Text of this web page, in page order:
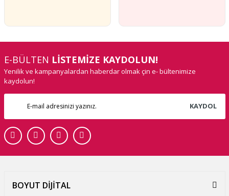
E-BÜLTEN LİSTEMİZE KAYDOLUN!
Yenilik ve kampanyalardan haberdar olmak çin e- bültenimize
kaydolun!
KAYDOL
BOYUT DİJİTAL